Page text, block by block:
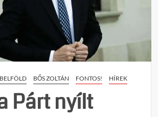
BELFÖLD BŐS ZOLTÁN FONTOS! HÍREK
Párt nyílt